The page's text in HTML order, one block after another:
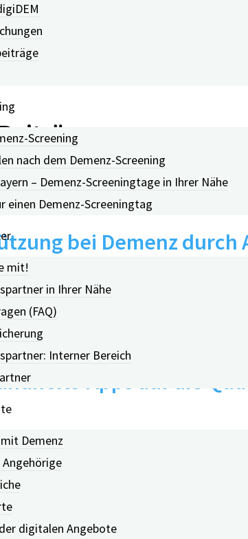
Screening
nach dem Demenz-Screening
– Demenz-Screeningtage in Ihrer Nähe
einen Demenz-Screeningtag
mit!
in Ihrer Nähe
(FAQ)
Interner Bereich
Demenz
digitalen Angebote
bei Demenz durch
Apps auf die
als Risikofaktor für